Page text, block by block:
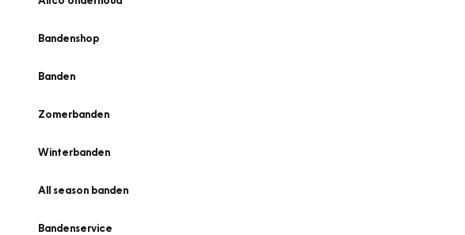
Bandenshop
Banden
Zomerbanden
Winterbanden
All season banden
Bandenservice